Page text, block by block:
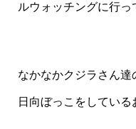
ルウォッチングに行っ
なかなかクジラさん達
日向ぼっこをしている